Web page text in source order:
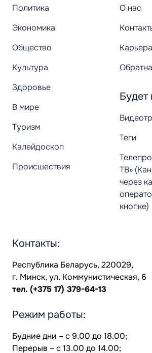
Политика
Экономика
Общество
Культура
Здоровье
В мире
Туризм
Калейдоскоп
Происшествия
О нас
Карьера
Будет
Теги
ТВ»
через
кнопке)
Контакты:
Республика Беларусь, 220029,
г. Минск, ул. Коммунистическая, 6
тел. (+375 17) 379-64-13
Режим работы:
Будние дни – с 9.00 до 18.00;
Перерыв – с 13.00 до 14.00;